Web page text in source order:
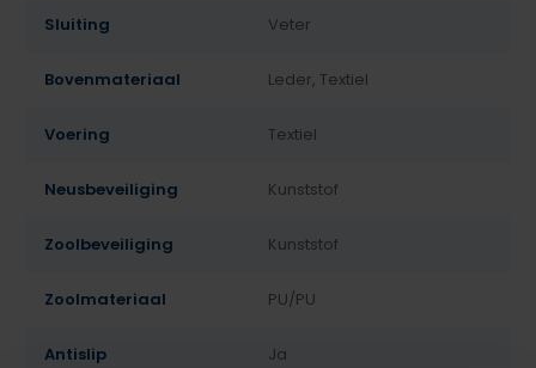
Sluiting Veter
Bovenmateriaal Leder, Textiel
Voering Textiel
Neusbeveiliging Kunststof
Zoolbeveiliging Kunststof
Zoolmateriaal PU/PU
Antislip Ja